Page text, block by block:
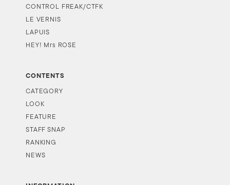
CONTROL FREAK/CTFK
LE VERNIS
LAPUIS
HEY! Mrs ROSE
CONTENTS
CATEGORY
LOOK
FEATURE
STAFF SNAP
RANKING
NEWS